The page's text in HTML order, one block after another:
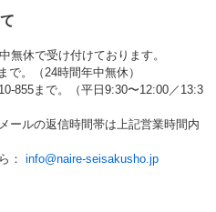
無休で受け付けております。
で。（24時間年中無休）
855まで。（平日9:30〜12:00／13:3
ールの返信時間帯は上記営業時間内
： info@naire-seisakusho.jp